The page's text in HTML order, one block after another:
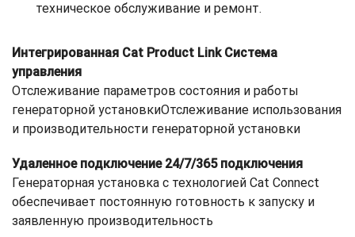
техническое обслуживание и ремонт.
Интегрированная Cat Product Link Система
управления
Отслеживание параметров состояния и работы
генераторной установкиОтслеживание использования
и производительности генераторной установки
Удаленное подключение 24/7/365 подключения
Генераторная установка с технологией Cat Connect
обеспечивает постоянную готовность к запуску и
заявленную производительность